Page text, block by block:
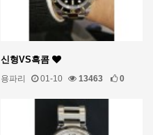
신형VS흑콤
용파리 01-10 13463 0